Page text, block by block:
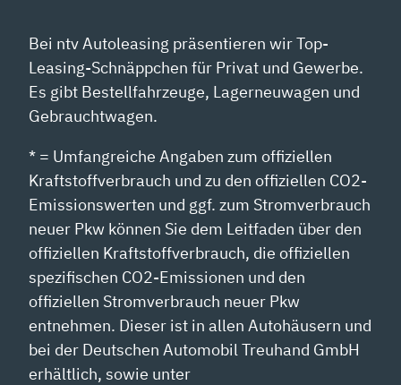
Bei ntv Autoleasing präsentieren wir Top-
Leasing-Schnäppchen für Privat und Gewerbe.
Es gibt Bestellfahrzeuge, Lagerneuwagen und
Gebrauchtwagen.
* = Umfangreiche Angaben zum offiziellen
Kraftstoffverbrauch und zu den offiziellen CO2-
Emissionswerten und ggf. zum Stromverbrauch
neuer Pkw können Sie dem Leitfaden über den
offiziellen Kraftstoffverbrauch, die offiziellen
spezifischen CO2-Emissionen und den
offiziellen Stromverbrauch neuer Pkw
entnehmen. Dieser ist in allen Autohäusern und
bei der Deutschen Automobil Treuhand GmbH
erhältlich, sowie unter